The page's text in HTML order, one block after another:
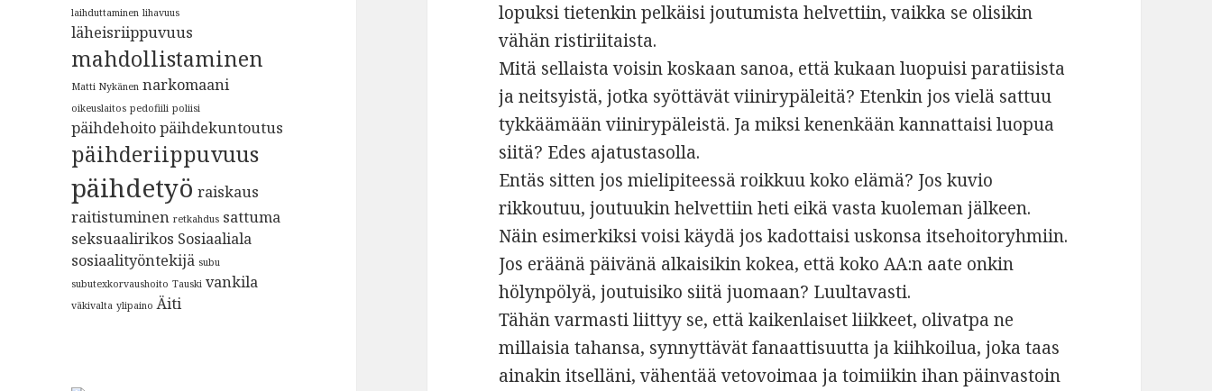
laihduttaminen lihavuus
läheisriippuvuus
mahdollistaminen
Matti Nykänen narkomaani
oikeuslaitos pedofiili poliisi
päihdehoitopäihdekuntoutus
päihderiippuvuus
päihdetyö raiskaus
raitistuminen retkahdus sattuma
seksuaalirikos Sosiaaliala
sosiaalityöntekijä subu
subutexkorvaushoito Tauski vankila
väkivalta ylipaino Äiti
lopuksi tietenkin pelkäisi joutumista helvettiin, vaikka se olisikin
vähän ristiriitaista.
Mitä sellaista voisin koskaan sanoa, että kukaan luopuisi paratiisista
ja neitsyistä, jotka syöttävät viinirypäleitä? Etenkin jos vielä sattuu
tykkäämään viinirypäleistä. Ja miksi kenenkään kannattaisi luopua
siitä? Edes ajatustasolla.
Entäs sitten jos mielipiteessä roikkuu koko elämä? Jos kuvio
rikkoutuu, joutuukin helvettiin heti eikä vasta kuoleman jälkeen.
Näin esimerkiksi voisi käydä jos kadottaisi uskonsa itsehoitoryhmiin.
Jos eräänä päivänä alkaisikin kokea, että koko AA:n aate onkin
hölynpölyä, joutuisiko siitä juomaan? Luultavasti.
Tähän varmasti liittyy se, että kaikenlaiset liikkeet, olivatpa ne
millaisia tahansa, synnyttävät fanaattisuutta ja kiihkoilua, joka taas
ainakin itselläni, vähentää vetovoimaa ja toimiikin ihan päinvastoin